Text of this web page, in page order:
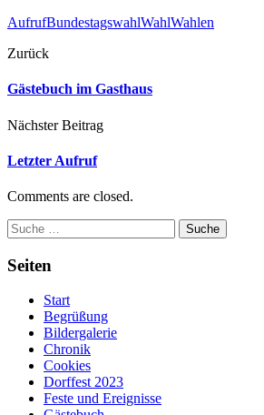
AufrufBundestagswahlWahlWahlen
Zurück
Gästebuch im Gasthaus
Nächster Beitrag
Letzter Aufruf
Comments are closed.
Suche
Seiten
Start
Begrüßung
Bildergalerie
Chronik
Cookies
Dorffest 2023
Feste und Ereignisse